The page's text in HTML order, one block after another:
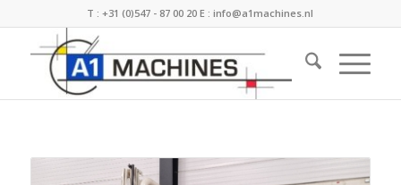
T :+31 (0)547 - 87 00 20 E :info@a1machines.nl